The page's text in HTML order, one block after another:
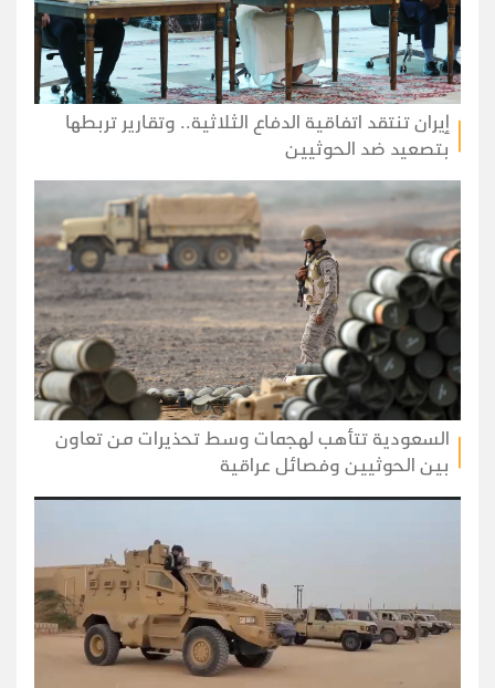
إيران تنتقد اتفاقية الدفاع الثلاثية.. وتقارير تربطها
بتصعيد ضد الحوثيين
السعودية تتأهب لهجمات وسط تحذيرات من تعاون
بين الحوثيين وفصائل عراقية